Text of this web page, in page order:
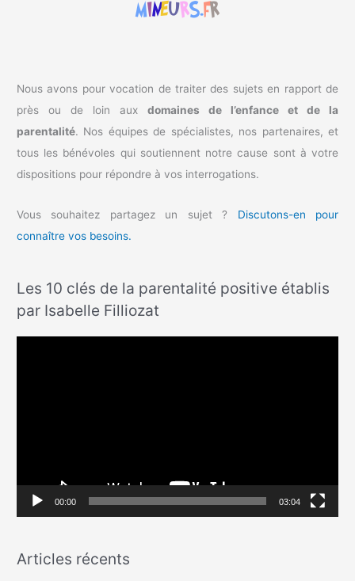
Nous avons pour vocation de traiter des sujets en rapport de
près ou de loin aux domaines de l’enfance et de la
parentalité. Nos équipes de spécialistes, nos partenaires, et
tous les bénévoles qui soutiennent notre cause sont à votre
dispositions pour répondre à vos interrogations.
Vous souhaitez partagez un sujet ? Discutons-en pour
connaître vos besoins.
Les 10 clés de la parentalité positive établis
par Isabelle Filliozat
i
é
00:00 03:04
Articles récents